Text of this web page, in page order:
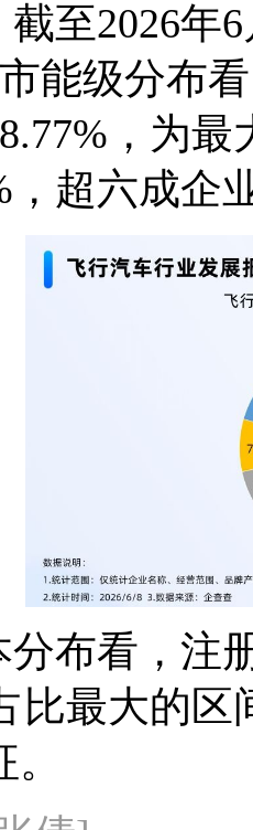
至2026年
能级分布
，为
，超六成企
分布看，注
比最大的